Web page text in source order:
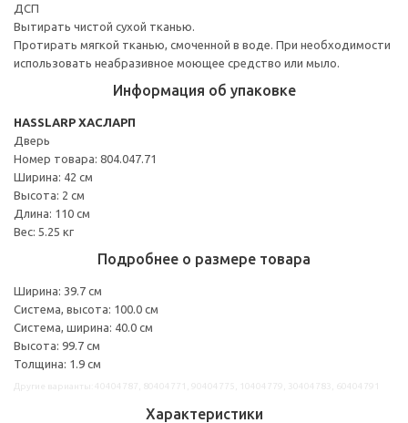
ДСП
Вытирать чистой сухой тканью.
Протирать мягкой тканью, смоченной в воде. При необходимости
использовать неабразивное моющее средство или мыло.
Информация об упаковке
HASSLARP ХАСЛАРП
Дверь
Номер товара: 804.047.71
Ширина: 42 см
Высота: 2 см
Длина: 110 см
Вес: 5.25 кг
Подробнее о размере товара
Ширина: 39.7 см
Система, высота: 100.0 см
Система, ширина: 40.0 см
Высота: 99.7 см
Толщина: 1.9 см
Характеристики